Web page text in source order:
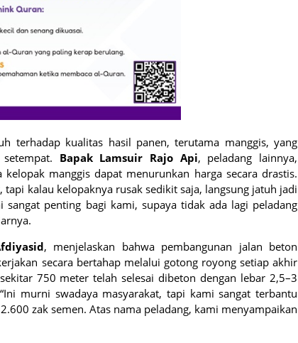
terhadap kualitas hasil panen, terutama manggis, yang
Bapak Lamsuir Rajo Api, peladang lainnya,
manggis dapat menurunkan harga secara drastis.
kalau kelopaknya rusak sedikit saja, langsung jatuh jadi
sangat penting bagi kami, supaya tidak ada lagi peladang
, menjelaskan bahwa pembangunan jalan beton
secara bertahap melalui gotong royong setiap akhir
750 meter telah selesai dibeton dengan lebar 2,5–3
murni swadaya masyarakat, tapi kami sangat terbantu
zak semen. Atas nama peladang, kami menyampaikan